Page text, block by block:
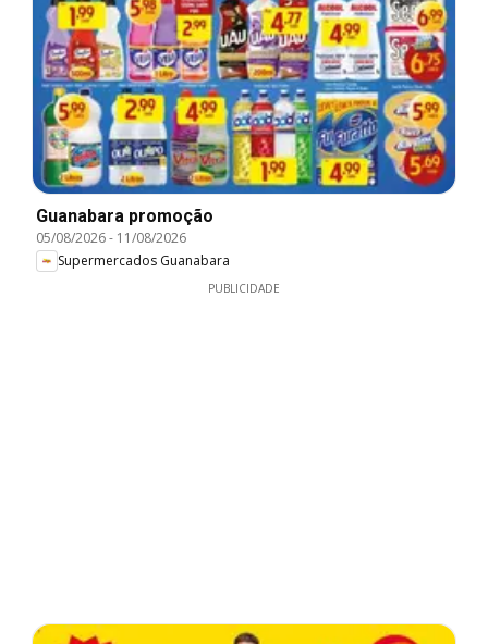
Guanabara promoção
05/08/2026- 11/08/2026
Supermercados Guanabara
PUBLICIDADE